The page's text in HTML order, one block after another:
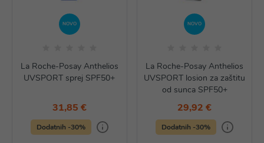
NOVO
La Roche-Posay Anthelios
UVSPORT sprej SPF50+
31,85 €
Dodatnih -30%
NOVO
La Roche-Posay Anthelios
UVSPORT losion za zaštitu
od sunca SPF50+
29,92 €
Dodatnih -30%